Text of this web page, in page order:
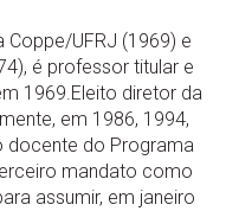
Coppe/UFRJ (1969) e
é professor titular e
1969.Eleito diretor da
em 1986, 1994,
docente do Programa
mandato como
assumir, em janeiro